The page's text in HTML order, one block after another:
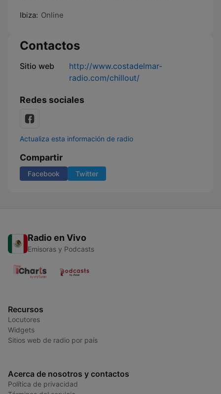
Ibiza: Online
Contactos
Sitio web
http://www.costadelmar-
radio.com/chillout/
Redes sociales
Actualiza esta información de radio
Compartir
Facebook Twitter
Radio en Vivo
Emisoras y Podcasts
Recursos
Locutores
Widgets
Sitios web de radio por país
Acerca de nosotros y contactos
Política de privacidad